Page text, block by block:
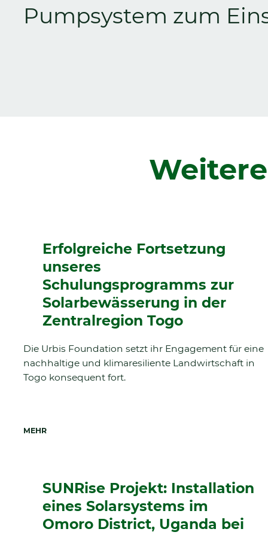
Pumpsystem zum
Erfolgreiche Fortsetzung
unseres
Schulungsprogramms zur
Solarbewässerung in der
Zentralregion Togo
Die Urbis Foundation setzt ihr Engagement für eine
nachhaltige und klimaresiliente Landwirtschaft in
Togo konsequent fort.
MEHR
SUNRise Projekt: Installation
eines Solarsystems im
Omoro District, Uganda bei